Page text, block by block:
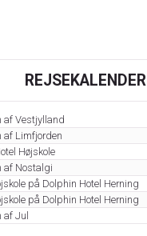
REJSEKALENDER
af Vestjylland
af Limfjorden
Højskole
af Nostalgi
på Dolphin Hotel Herning
på Dolphin Hotel Herning
af Jul